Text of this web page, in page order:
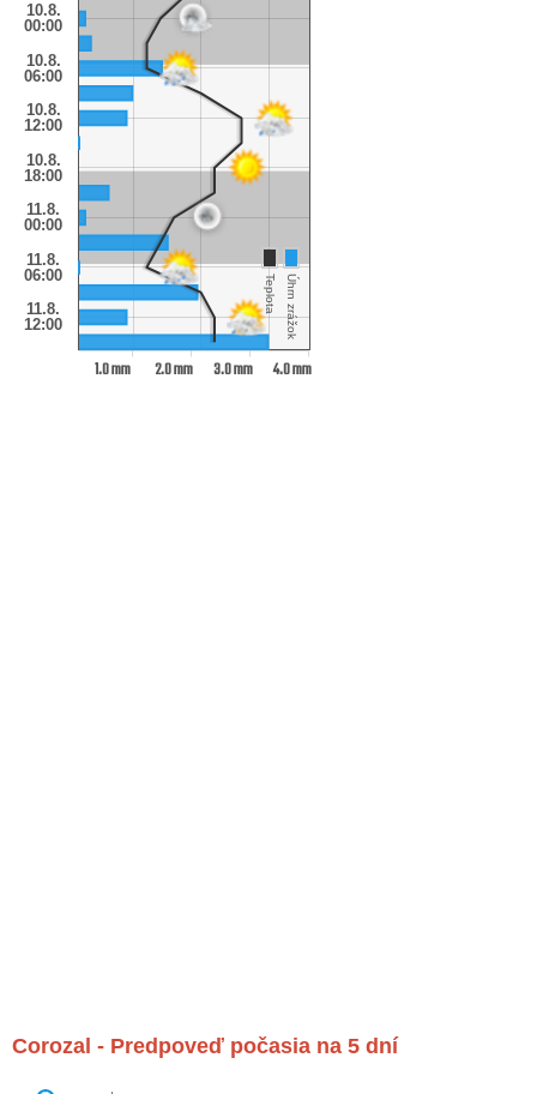
10.8.
00:00
10.8.
06:00
10.8.
12:00
10.8.
18:00
11.8.
00:00
11.8.
06:00
11.8.
12:00
1.0 mm 2.0 mm 3.0 mm 4.0 mm
Úhrn zrážok
Teplota
Corozal - Predpoveď počasia na 5 dní